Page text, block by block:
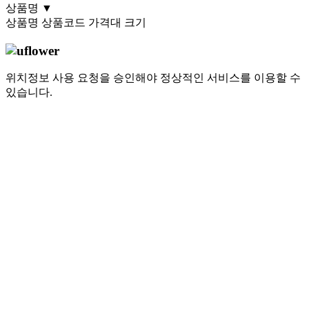
상품명 ▼
상품명 상품코드 가격대 크기
위치정보 사용 요청을 승인해야 정상적인 서비스를 이용할 수
있습니다.